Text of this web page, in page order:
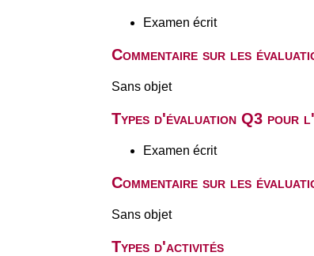
Examen écrit
Commentaire sur les
Sans objet
Types d'évaluation Q3 pour
Examen écrit
Commentaire sur les
Sans objet
Types d'activités